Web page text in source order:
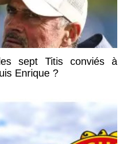
sept Titis conviés à
Enrique ?